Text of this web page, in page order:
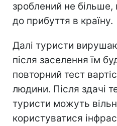
зроблений не більше,
до прибуття в країну.
Далі туристи
після заселення їм
повторний тест
людини. Після здачі
туристи можуть
користуватися